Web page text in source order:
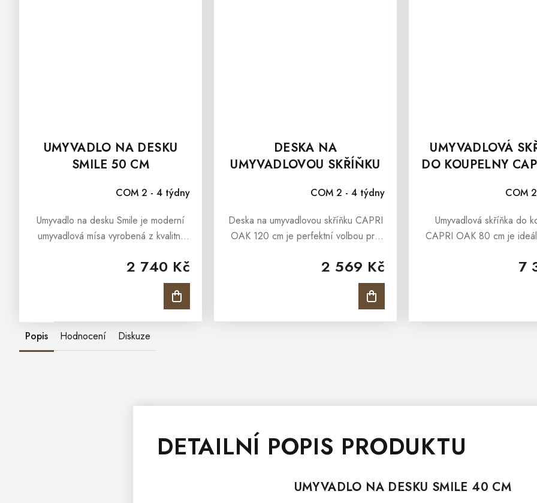
UMYVADLO NA DESKU
SMILE 50 CM
COM 2 - 4 týdny
2 740 Kč
Umyvadlo na desku Smile je moderní
umyvadlová mísa vyrobená z kvalitní
barvě. Umyvadlo Smile je určené pro
umístění na desku ať už umyvadlové...
DESKA NA
UMYVADLOVOU SKŘÍŇKU
COM 2 - 4 týdny
2 569 Kč
Deska na umyvadlovou skříňku CAPRI
OAK 120 cm je perfektní volbou pro
zařízené v moderním stylu, kde je
dáván důraz na kvalitu a styl. Deska
UMYVADLOVÁ
DO KOUPELNY
COM
7
Umyvadlová skříňka do
CAPRI OAK 80 cm je
interiérů, ve kterých je
praktičnost a styl.
Popis Hodnocení Diskuze
DETAILNÍ POPIS PRODUKTU
UMYVADLO NA DESKU SMILE 40 CM